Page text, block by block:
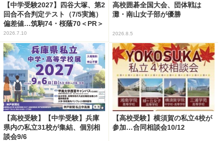
【中学受験2027】四谷大塚、第2
回合不合判定テスト（7/5実施）
偏差値…筑駒74・桜蔭70＜PR＞
2026.7.10
高校囲碁全国大会、団体戦は
灘・南山女子部が優勝
2026.8.5
【高校受験】【中学受験】兵庫
県内の私立31校が集結、個別相
談会9/6
【高校受験】横須賀の私立4校が
参加…合同相談会10/12